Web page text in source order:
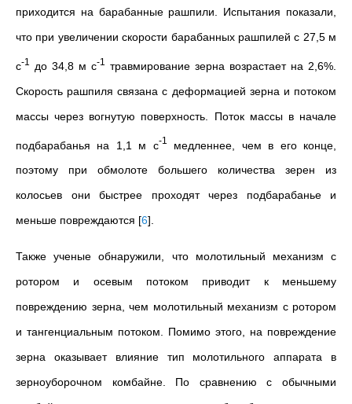
приходится на барабанные рашпили. Испытания показали,
что при увеличении скорости барабанных рашпилей с 27,5 м
с-1 до 34,8 м с-1
травмирование зерна возрастает на 2,6%.
Скорость рашпиля связана с деформацией зерна и потоком
массы через вогнутую поверхность. Поток массы в начале
подбарабанья на 1,1 м с-1
медленнее, чем в его конце,
поэтому при обмолоте большего количества зерен из
колосьев они быстрее проходят через подбарабанье и
меньше повреждаются [6].
Также ученые обнаружили, что молотильный механизм с
ротором и осевым потоком приводит к меньшему
повреждению зерна, чем молотильный механизм с ротором
и тангенциальным потоком. Помимо этого, на повреждение
зерна оказывает влияние тип молотильного аппарата в
зерноуборочном комбайне. По сравнению с обычными